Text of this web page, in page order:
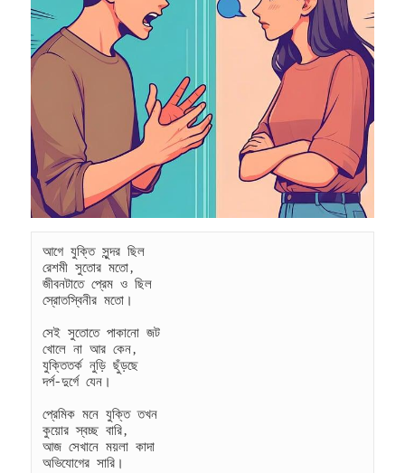
আগে যুক্তি সুন্দর ছিল
রেশমী সুতোর মতো,
জীবনটাতে প্রেম ও ছিল
স্রোতস্বিনীর মতো।
সেই সুতোতে পাকানো জট
খোলে না আর কেন,
যুক্তিতর্ক নুড়ি ছুঁড়ছে
দর্প-দুর্গে যেন।
প্রেমিক মনে যুক্তি তখন
কুয়োর স্বচ্ছ বারি,
আজ সেখানে ময়লা কাদা
অভিযোগের সারি।